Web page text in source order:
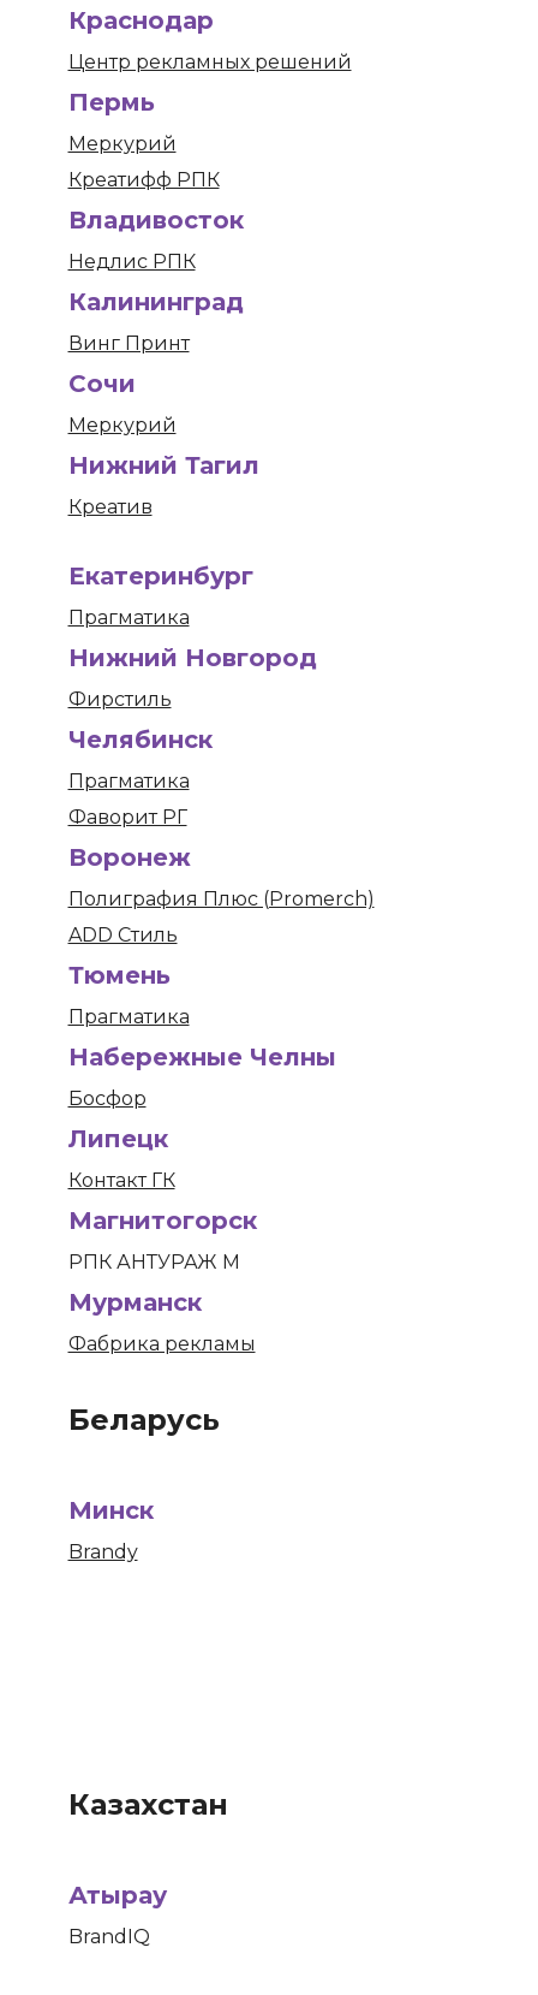
Краснодар
Центр рекламных решений
Пермь
Меркурий
Креатифф РПК
Владивосток
Недлис РПК
Калининград
Винг Принт
Сочи
Меркурий
Нижний Тагил
Креатив
Екатеринбург
Прагматика
Нижний Новгород
Фирстиль
Челябинск
Прагматика
Фаворит РГ
Воронеж
Полиграфия Плюс (Promerch)
ADD Стиль
Тюмень
Прагматика
Набережные Челны
Босфор
Липецк
Контакт ГК
Магнитогорск
РПК АНТУРАЖ М
Мурманск
Фабрика рекламы
Беларусь
Минск
Brandy
Казахстан
Атырау
BrandIQ